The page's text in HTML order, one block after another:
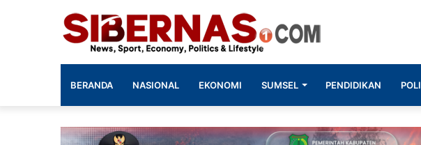
BERANDA NASIONAL EKONOMI SUMSEL PENDIDIKAN